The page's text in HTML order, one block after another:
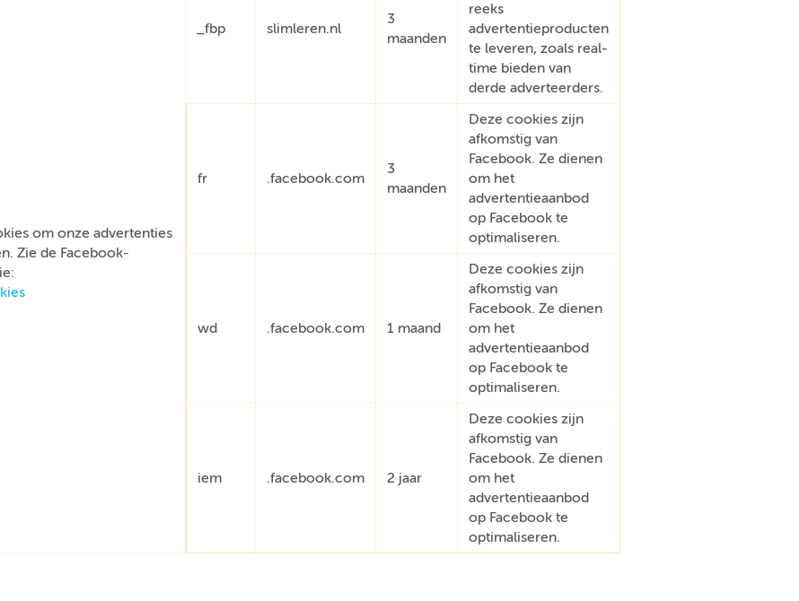
om onze advertenties
Zie de Facebook-
_fbp slimleren.nl
3
maanden
reeks
advertentieproducten
te leveren, zoals real-
time bieden van
derde adverteerders.
fr .facebook.com
3
maanden
Deze cookies zijn
afkomstig van
Facebook. Ze dienen
om het
advertentieaanbod
op Facebook te
optimaliseren.
wd .facebook.com 1 maand
Deze cookies zijn
afkomstig van
Facebook. Ze dienen
om het
advertentieaanbod
op Facebook te
optimaliseren.
iem .facebook.com 2 jaar
Deze cookies zijn
afkomstig van
Facebook. Ze dienen
om het
advertentieaanbod
op Facebook te
optimaliseren.